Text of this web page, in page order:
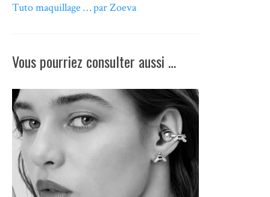
Tuto maquillage … par Zoeva
Vous pourriez consulter aussi …